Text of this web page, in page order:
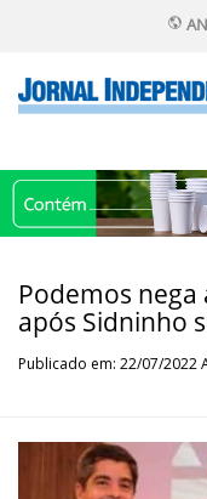
Podemos
após Sidninho
Publicado em: 22/07/2022